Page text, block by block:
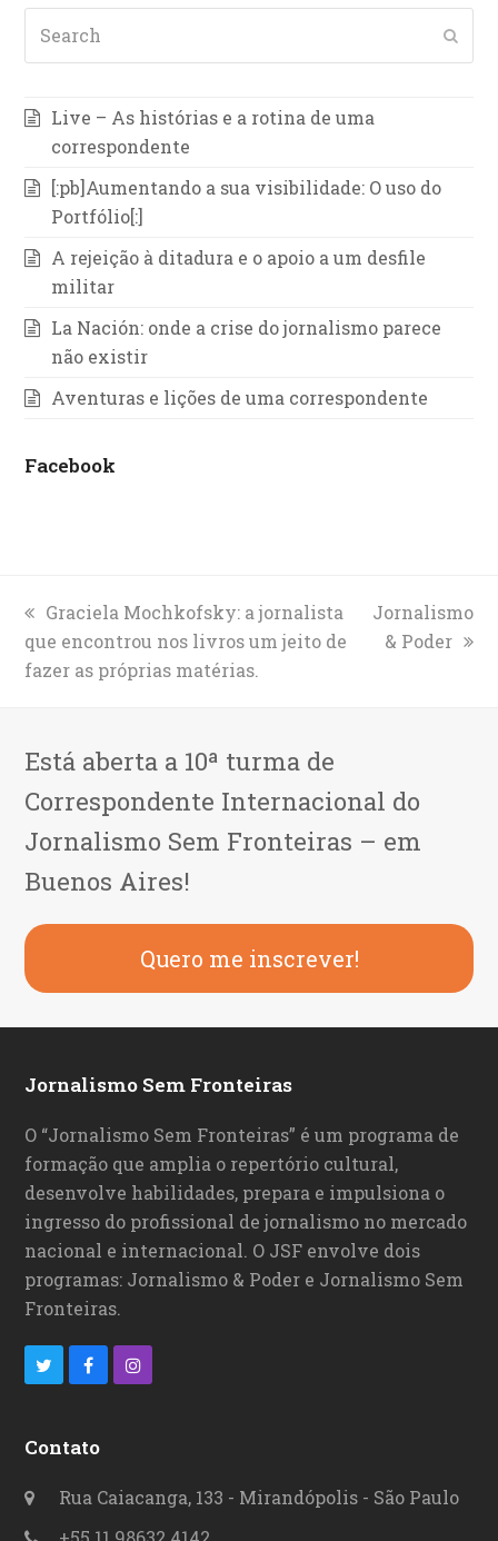
Live – As histórias e a rotina de uma
correspondente
[:pb]Aumentando a sua visibilidade: O uso do
Portfólio[:]
A rejeição à ditadura e o apoio a um desfile
militar
La Nación: onde a crise do jornalismo parece
não existir
Aventuras e lições de uma correspondente
Facebook
previous
post:
Graciela Mochkofsky: a jornalista
que encontrou nos livros um jeito de
fazer as próprias matérias.
next
post:
Jornalismo
& Poder
Está aberta a 10ª turma de
Correspondente Internacional do
Jornalismo Sem Fronteiras – em
Buenos Aires!
Quero me inscrever!
Jornalismo Sem Fronteiras
O “Jornalismo Sem Fronteiras” é um programa de
formação que amplia o repertório cultural,
desenvolve habilidades, prepara e impulsiona o
ingresso do profissional de jornalismo no mercado
nacional e internacional. O JSF envolve dois
programas: Jornalismo & Poder e Jornalismo Sem
Fronteiras.
i
c
I
Contato
Rua Caiacanga, 133 - Mirandópolis - São Paulo